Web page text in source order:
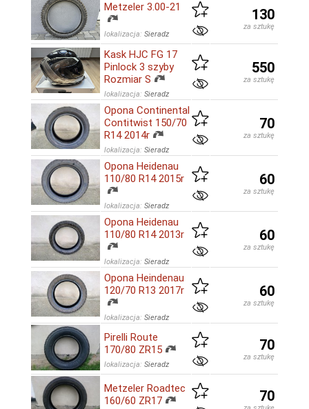
Metzeler 3.00-21
lokalizacja: Sieradz
130
za sztukę
Kask HJC FG 17
Pinlock 3 szyby
Rozmiar S
lokalizacja: Sieradz
550
za sztukę
Opona Continental
Contitwist 150/70
R14 2014r
lokalizacja: Sieradz
70
za sztukę
Opona Heidenau
110/80 R14 2015r
lokalizacja: Sieradz
60
za sztukę
Opona Heidenau
110/80 R14 2013r
lokalizacja: Sieradz
60
za sztukę
Opona Heindenau
120/70 R13 2017r
lokalizacja: Sieradz
60
za sztukę
Pirelli Route
170/80 ZR15
lokalizacja: Sieradz
70
za sztukę
Metzeler Roadtec
160/60 ZR17
70